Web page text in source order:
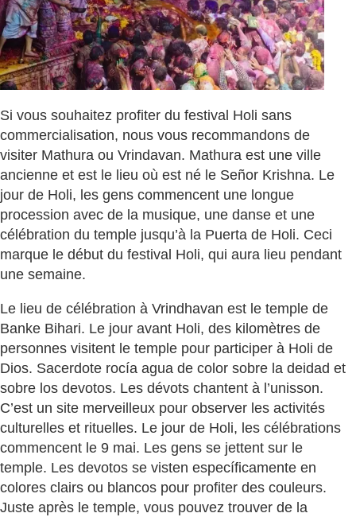
Si vous souhaitez profiter du festival Holi sans
commercialisation, nous vous recommandons de
visiter Mathura ou Vrindavan. Mathura est une ville
ancienne et est le lieu où est né le Señor Krishna. Le
jour de Holi, les gens commencent une longue
procession avec de la musique, une danse et une
célébration du temple jusqu’à la Puerta de Holi. Ceci
marque le début du festival Holi, qui aura lieu pendant
une semaine.
Le lieu de célébration à Vrindhavan est le temple de
Banke Bihari. Le jour avant Holi, des kilomètres de
personnes visitent le temple pour participer à Holi de
Dios. Sacerdote rocía agua de color sobre la deidad et
sobre los devotos. Les dévots chantent à l’unisson.
C’est un site merveilleux pour observer les activités
culturelles et rituelles. Le jour de Holi, les célébrations
commencent le 9 mai. Les gens se jettent sur le
temple. Les devotos se visten específicamente en
colores clairs ou blancos pour profiter des couleurs.
Juste après le temple, vous pouvez trouver de la